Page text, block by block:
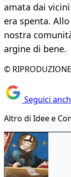
amata dai
era spenta.
nostra
argine di bene.
© RIPRODUZIONE
Seguici
Altro di Idee e